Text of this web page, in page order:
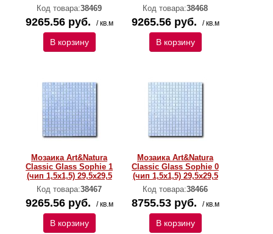
Код товара:38469
9265.56 руб. / кв.м
В корзину
Код товара:38468
9265.56 руб. / кв.м
В корзину
Мозаика Art&Natura
Classic Glass Sophie 1
(чип 1,5х1,5) 29,5x29,5
Код товара:38467
9265.56 руб. / кв.м
В корзину
Мозаика Art&Natura
Classic Glass Sophie 0
(чип 1,5х1,5) 29,5x29,5
Код товара:38466
8755.53 руб. / кв.м
В корзину